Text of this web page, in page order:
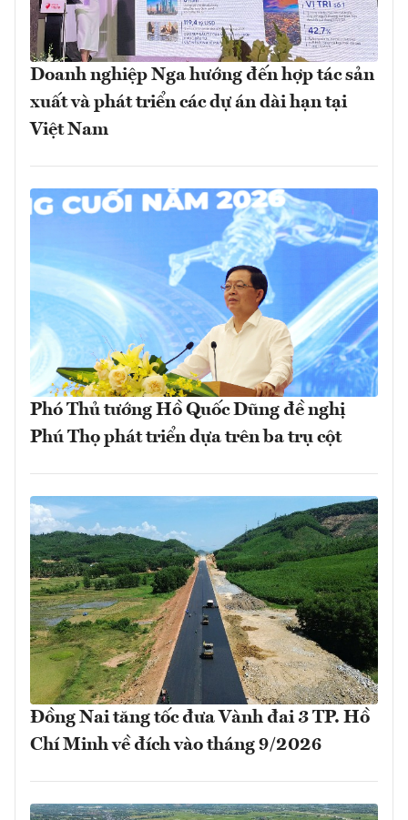
Doanh nghiệp Nga hướng đến hợp tác sản
xuất và phát triển các dự án dài hạn tại
Việt Nam
Phó Thủ tướng Hồ Quốc Dũng đề nghị
Phú Thọ phát triển dựa trên ba trụ cột
Đồng Nai tăng tốc đưa Vành đai 3 TP. Hồ
Chí Minh về đích vào tháng 9/2026